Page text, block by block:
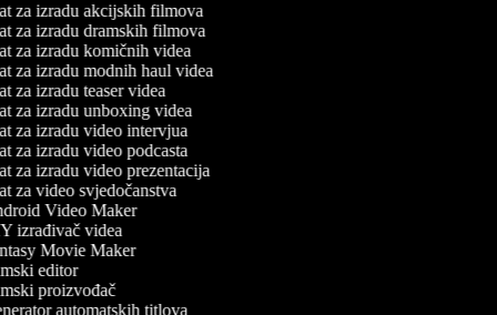
za izradu akcijskih filmova
za izradu dramskih filmova
za izradu komičnih videa
za izradu modnih haul videa
za izradu teaser videa
za izradu unboxing videa
za izradu video intervjua
za izradu video podcasta
za izradu video prezentacija
za video svjedočanstva
Video Maker
izrađivač videa
Movie Maker
editor
proizvođač
automatskih titlova